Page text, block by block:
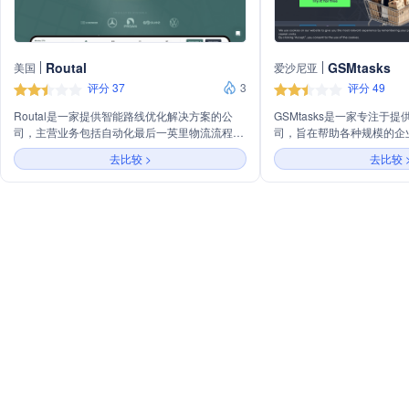
美国 Routal
评分 37
3
Routal是一家提供智能路线优化解决方案的公
司，主营业务包括自动化最后一英里物流流程、
司机路线跟踪和客户交付通知。通过其平台，用
户能够快速规划和优化路线，提升物流效率，降
低成本，并提高客户满意度。
去比较 >
爱沙尼亚 GSMtasks
评分 49
GSMtasks是一家专注于提
司，旨在帮助各种规模的
日常物流操作，特别是运
强大的管理仪表板和移动
使企业能够从创建路线到
去比较